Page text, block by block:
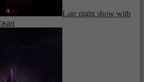
Late night show with